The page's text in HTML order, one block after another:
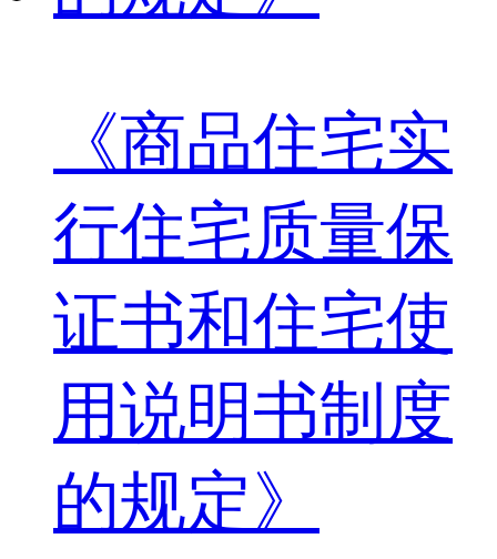
《商品住宅实
行住宅质量保
证书和住宅使
用说明书制度
的规定》